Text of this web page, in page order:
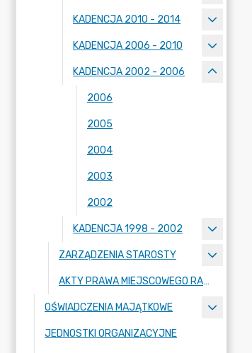
KADENCJA 2010 - 2014
KADENCJA 2006 - 2010
KADENCJA 2002 - 2006
2006
2005
2004
2003
2002
KADENCJA 1998 - 2002
ZARZĄDZENIA STAROSTY
AKTY PRAWA MIEJSCOWEGO RADY POWIATU ZGORZELECKIEGO
OŚWIADCZENIA MAJĄTKOWE
JEDNOSTKI ORGANIZACYJNE